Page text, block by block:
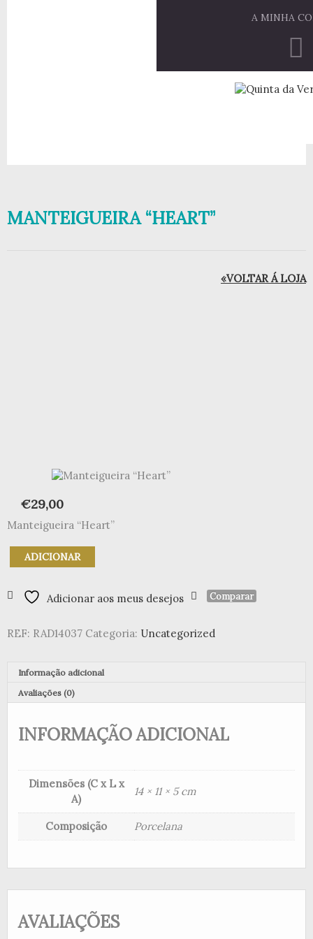
A MINHA
MANTEIGUEIRA “HEART”
«VOLTAR Á LOJA
€29,00
Manteigueira “Heart”
Quantidade
de
"Heart"
ADICIONAR
Adicionar aos meus desejos Comparar
REF: RAD14037 Categoria: Uncategorized
Informação adicional
Avaliações (0)
INFORMAÇÃO ADICIONAL
Dimensões (C x L x
A)
14 × 11 × 5 cm
Composição Porcelana
AVALIAÇÕES